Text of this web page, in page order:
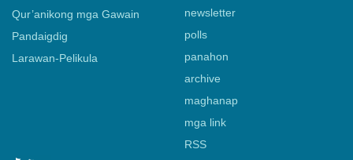
Qur’anikong mga Gawain
Pandaigdig
Larawan-Pelikula
newsletter
polls
panahon
archive
maghanap
mga link
RSS